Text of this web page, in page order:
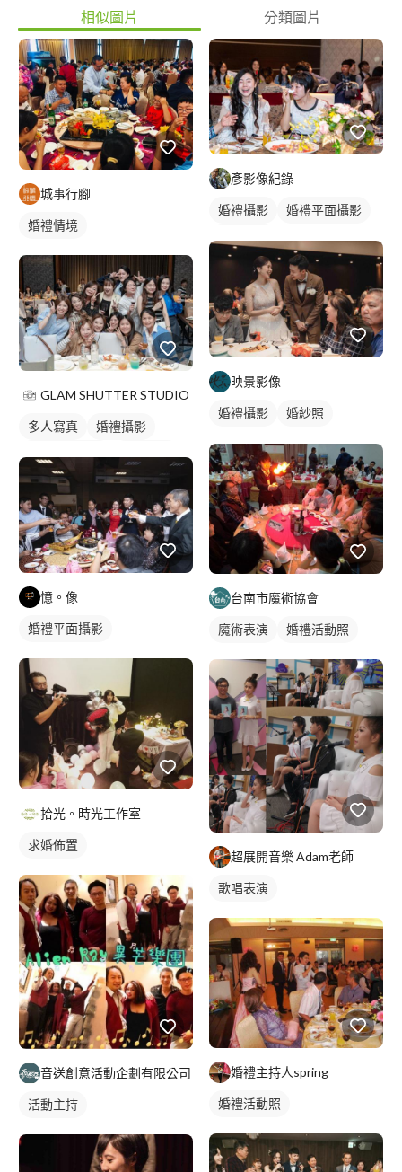
相似圖片 分類圖片
城事行腳
婚禮情境
GLAM SHUTTER STUDIO
多人寫真
婚禮攝影
憶。像
婚禮平面攝影
拾光。時光工作室
求婚佈置
音送創意活動企劃有限公司
活動主持
彥影像紀錄
婚禮攝影
婚禮平面攝影
映景影像
婚禮攝影
婚紗照
婚禮平面攝影
台南市魔術協會
魔術表演 婚禮活動照
超展開音樂 Adam老師
歌唱表演
婚禮主持人spring
婚禮活動照